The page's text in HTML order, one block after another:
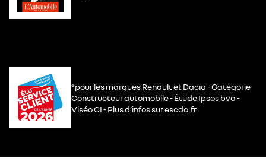
*pour les marques Renault et Dacia - Catégorie
Constructeur automobile - Étude Ipsos bva -
Viséo CI - Plus d’infos sur escda.fr